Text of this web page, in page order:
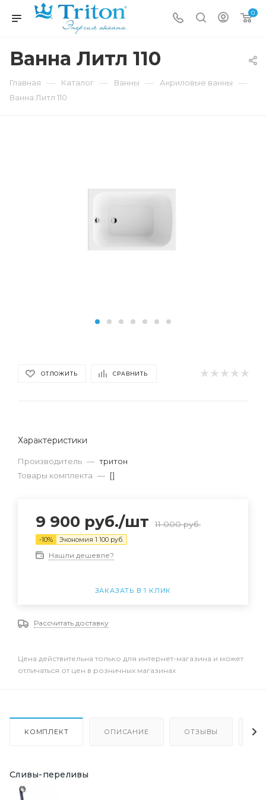
0
Ванна Литл 110
Главная — Каталог — Ванны — Акриловые ванны —
Ванна Литл 110
ОТЛОЖИТЬ СРАВНИТЬ
Характеристики
Производитель — тритон
Товары комплекта — []
9 900 руб./шт 11 000руб.
-10% Экономия 1 100 руб.
Нашли дешевле?
ЗАКАЗАТЬ В 1 КЛИК
Рассчитать доставку
Цена действительна только для интернет-магазина и может
отличаться от цен в розничных магазинах
КОМПЛЕКТ ОПИСАНИЕ ОТЗЫВЫ
Сливы-переливы